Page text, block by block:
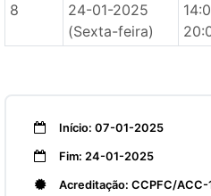
8
24-01-2025
(Sexta-feira)
Início: 07-01-2025
Fim: 24-01-2025
Acreditação: CCPFC/